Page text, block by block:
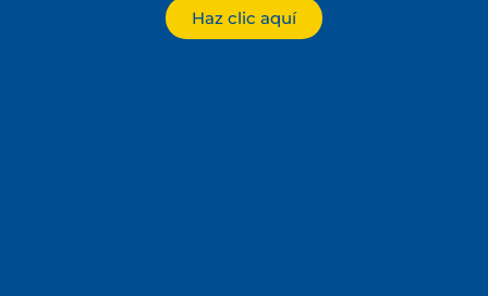
Haz clic aquí